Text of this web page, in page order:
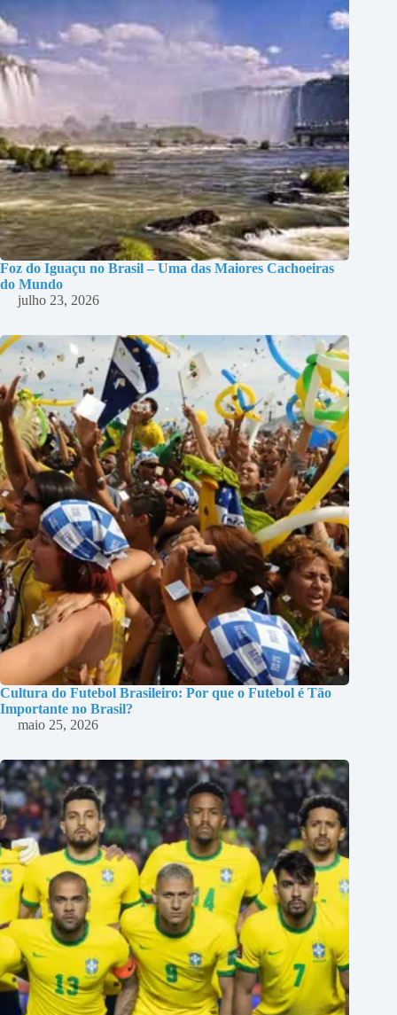
Foz do Iguaçu no Brasil – Uma das Maiores Cachoeiras
do Mundo
julho 23, 2026
Cultura do Futebol Brasileiro: Por que o Futebol é Tão
Importante no Brasil?
maio 25, 2026